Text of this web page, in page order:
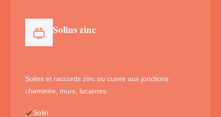
Solins zinc
Solins et raccords zinc ou cuivre aux jonctions
cheminée, murs, lucarnes.
Solin